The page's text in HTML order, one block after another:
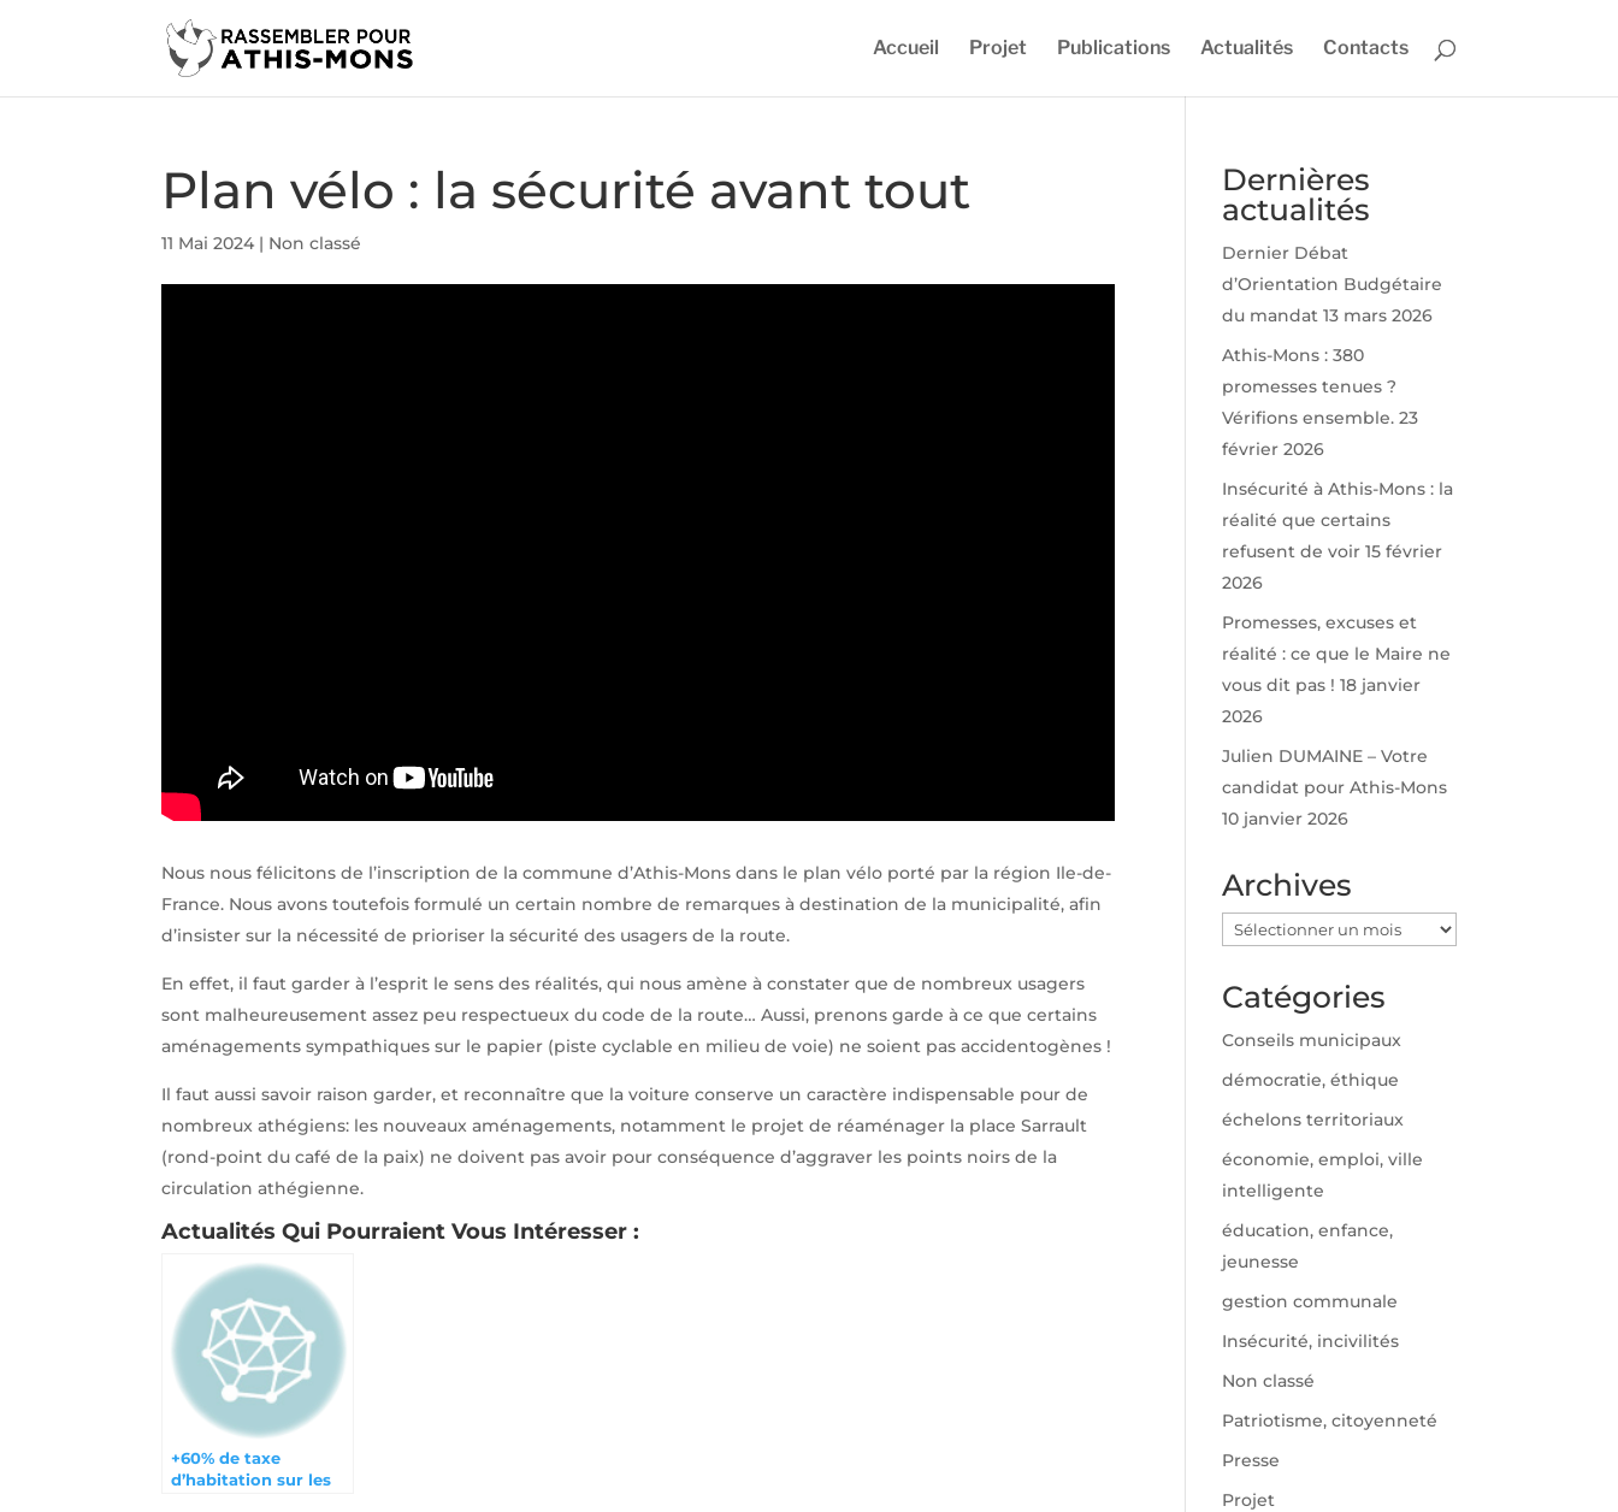
Accueil Projet Publications Actualités Contacts
Plan vélo : la sécurité avant tout
11 Mai 2024 | Non classé
Nous nous félicitons de l’inscription de la commune d’Athis-Mons dans le plan vélo porté par la région Ile-de-
France. Nous avons toutefois formulé un certain nombre de remarques à destination de la municipalité, afin
d’insister sur la nécessité de prioriser la sécurité des usagers de la route.
En effet, il faut garder à l’esprit le sens des réalités, qui nous amène à constater que de nombreux usagers
sont malheureusement assez peu respectueux du code de la route… Aussi, prenons garde à ce que certains
aménagements sympathiques sur le papier (piste cyclable en milieu de voie) ne soient pas accidentogènes !
Il faut aussi savoir raison garder, et reconnaître que la voiture conserve un caractère indispensable pour de
nombreux athégiens: les nouveaux aménagements, notamment le projet de réaménager la place Sarrault
(rond-point du café de la paix) ne doivent pas avoir pour conséquence d’aggraver les points noirs de la
circulation athégienne.
Actualités Qui Pourraient Vous Intéresser :
+60% de taxe
d’habitation sur les
Dernières
actualités
Dernier Débat
d’Orientation Budgétaire
du mandat 13 mars 2026
Athis-Mons : 380
promesses tenues ?
Vérifions ensemble. 23
février 2026
Insécurité à Athis-Mons : la
réalité que certains
refusent de voir 15 février
2026
Promesses, excuses et
réalité : ce que le Maire ne
vous dit pas ! 18 janvier
2026
Julien DUMAINE – Votre
candidat pour Athis-Mons
10 janvier 2026
Archives
Archives
Catégories
Conseils municipaux
démocratie, éthique
échelons territoriaux
économie, emploi, ville
intelligente
éducation, enfance,
jeunesse
gestion communale
Insécurité, incivilités
Non classé
Patriotisme, citoyenneté
Presse
Projet